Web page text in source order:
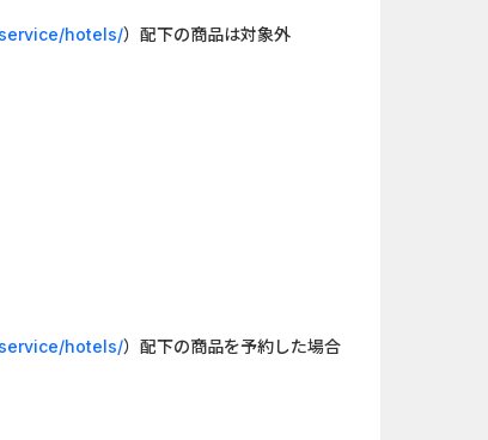
ンSE...
」
男性...
Double Number Merging...
And_スーパーラッキーカ...
hotels/）配下の商品は対象外
hotels/）配下の商品を予約した場合